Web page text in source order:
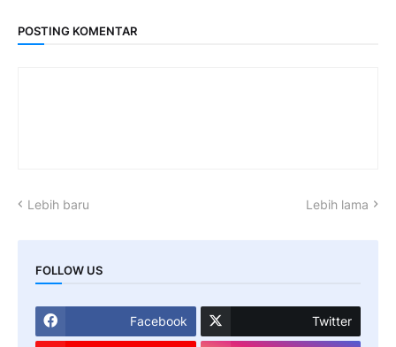
POSTING KOMENTAR
Lebih baru Lebih lama
FOLLOW US
Facebook Twitter